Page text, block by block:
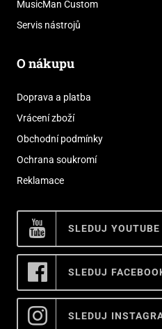
MusicMan Custom
Servis nástrojů
O nákupu
Doprava a platba
Vrácení zboží
Obchodní podmínky
Ochrana soukromí
Reklamace
SLEDUJ YOUTUBE
SLEDUJ
SLEDUJ